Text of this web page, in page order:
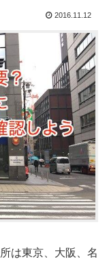
2016.11.12
は東京、大阪、名